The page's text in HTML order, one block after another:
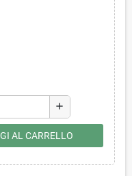
add
AL CARRELLO